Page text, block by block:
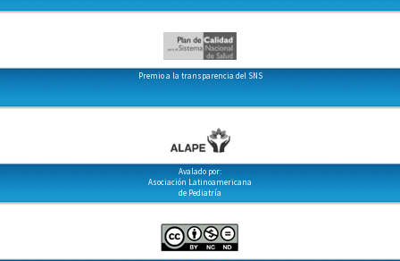
Premio a la transparencia del SNS
Avalado por:
Asociación Latinoamericana
de Pediatría